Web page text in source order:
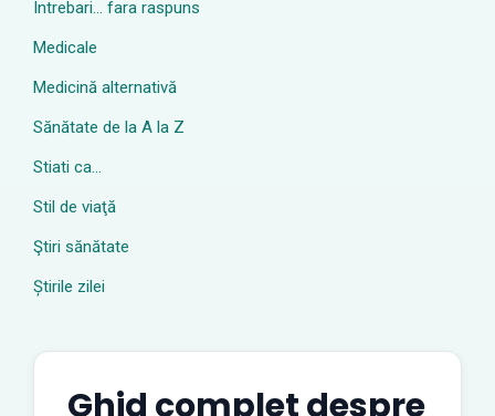
Intrebari… fara raspuns
Medicale
Medicină alternativă
Sănătate de la A la Z
Stiati ca…
Stil de viaţă
Ştiri sănătate
Știrile zilei
Ghid complet despre